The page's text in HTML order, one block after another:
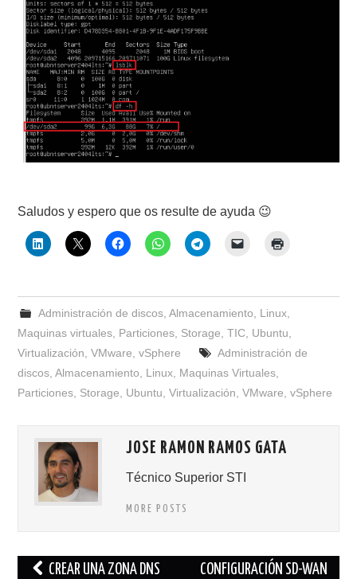
Saludos y espero que os resulte de ayuda 😉
Administración de discos, Almacenamiento Linux,
Maquinas virtuales Particiones Storage ,TIC Ubuntu
Virtualización ,VMware ,vSphere
Administración de
discos ,Almacenamiento Linux Maquinas Virtuales
Particiones Storage Ubuntu ,Virtualización ,VMware ,vSphere
JOSE RAMON RAMOS GATA
Técnico Superior STI
MORE POSTS
Navegación
CREAR UNA ZONA DNS
CONFIGURACIÓN SD-WAN